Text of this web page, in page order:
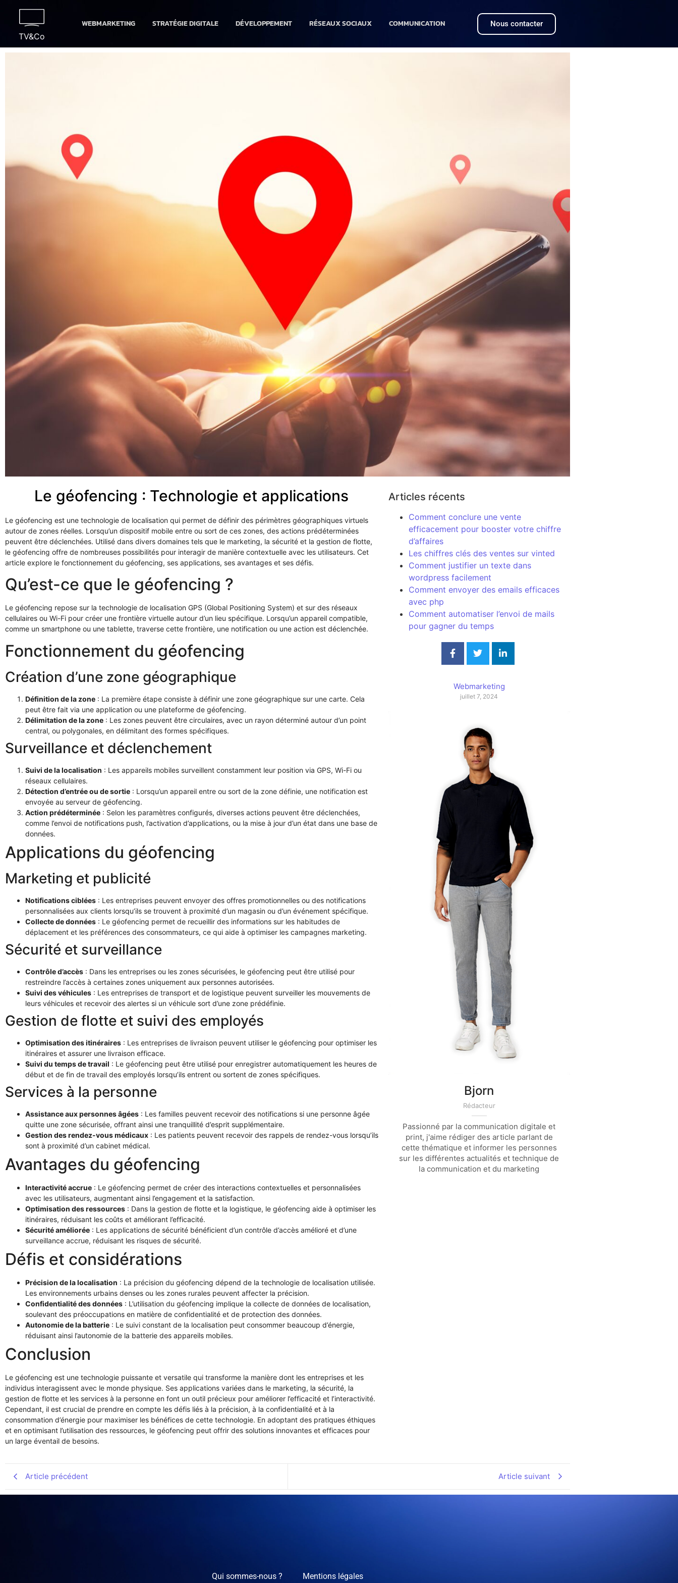
TV&Co
WEBMARKETING STRATÉGIE DIGITALE DÉVELOPPEMENT RÉSEAUX SOCIAUX COMMUNICATION Nous contacter
Le géofencing : Technologie et applications
Le géofencing est une technologie de localisation qui permet de définir des périmètres géographiques virtuels
autour de zones réelles. Lorsqu’un dispositif mobile entre ou sort de ces zones, des actions prédéterminées
peuvent être déclenchées. Utilisé dans divers domaines tels que le marketing, la sécurité et la gestion de flotte,
le géofencing offre de nombreuses possibilités pour interagir de manière contextuelle avec les utilisateurs. Cet
article explore le fonctionnement du géofencing, ses applications, ses avantages et ses défis.
Qu’est-ce que le géofencing ?
Le géofencing repose sur la technologie de localisation GPS (Global Positioning System) et sur des réseaux
cellulaires ou Wi-Fi pour créer une frontière virtuelle autour d’un lieu spécifique. Lorsqu’un appareil compatible,
comme un smartphone ou une tablette, traverse cette frontière, une notification ou une action est déclenchée.
Fonctionnement du géofencing
Création d’une zone géographique
Définition de la zone : La première étape consiste à définir une zone géographique sur une carte. Cela
peut être fait via une application ou une plateforme de géofencing.
Délimitation de la zone : Les zones peuvent être circulaires, avec un rayon déterminé autour d’un point
central, ou polygonales, en délimitant des formes spécifiques.
Surveillance et déclenchement
Suivi de la localisation : Les appareils mobiles surveillent constamment leur position via GPS, Wi-Fi ou
réseaux cellulaires.
Détection d’entrée ou de sortie : Lorsqu’un appareil entre ou sort de la zone définie, une notification est
envoyée au serveur de géofencing.
Action prédéterminée : Selon les paramètres configurés, diverses actions peuvent être déclenchées,
comme l’envoi de notifications push, l’activation d’applications, ou la mise à jour d’un état dans une base de
données.
Applications du géofencing
Marketing et publicité
Notifications ciblées : Les entreprises peuvent envoyer des offres promotionnelles ou des notifications
personnalisées aux clients lorsqu’ils se trouvent à proximité d’un magasin ou d’un événement spécifique.
Collecte de données : Le géofencing permet de recueillir des informations sur les habitudes de
déplacement et les préférences des consommateurs, ce qui aide à optimiser les campagnes marketing.
Sécurité et surveillance
Contrôle d’accès : Dans les entreprises ou les zones sécurisées, le géofencing peut être utilisé pour
restreindre l’accès à certaines zones uniquement aux personnes autorisées.
Suivi des véhicules : Les entreprises de transport et de logistique peuvent surveiller les mouvements de
leurs véhicules et recevoir des alertes si un véhicule sort d’une zone prédéfinie.
Gestion de flotte et suivi des employés
Optimisation des itinéraires : Les entreprises de livraison peuvent utiliser le géofencing pour optimiser les
itinéraires et assurer une livraison efficace.
Suivi du temps de travail : Le géofencing peut être utilisé pour enregistrer automatiquement les heures de
début et de fin de travail des employés lorsqu’ils entrent ou sortent de zones spécifiques.
Services à la personne
Assistance aux personnes âgées : Les familles peuvent recevoir des notifications si une personne âgée
quitte une zone sécurisée, offrant ainsi une tranquillité d’esprit supplémentaire.
Gestion des rendez-vous médicaux : Les patients peuvent recevoir des rappels de rendez-vous lorsqu’ils
sont à proximité d’un cabinet médical.
Avantages du géofencing
Interactivité accrue : Le géofencing permet de créer des interactions contextuelles et personnalisées
avec les utilisateurs, augmentant ainsi l’engagement et la satisfaction.
Optimisation des ressources : Dans la gestion de flotte et la logistique, le géofencing aide à optimiser les
itinéraires, réduisant les coûts et améliorant l’efficacité.
Sécurité améliorée : Les applications de sécurité bénéficient d’un contrôle d’accès amélioré et d’une
surveillance accrue, réduisant les risques de sécurité.
Défis et considérations
Précision de la localisation : La précision du géofencing dépend de la technologie de localisation utilisée.
Les environnements urbains denses ou les zones rurales peuvent affecter la précision.
Confidentialité des données : L’utilisation du géofencing implique la collecte de données de localisation,
soulevant des préoccupations en matière de confidentialité et de protection des données.
Autonomie de la batterie : Le suivi constant de la localisation peut consommer beaucoup d’énergie,
réduisant ainsi l’autonomie de la batterie des appareils mobiles.
Conclusion
Le géofencing est une technologie puissante et versatile qui transforme la manière dont les entreprises et les
individus interagissent avec le monde physique. Ses applications variées dans le marketing, la sécurité, la
gestion de flotte et les services à la personne en font un outil précieux pour améliorer l’efficacité et l’interactivité.
Cependant, il est crucial de prendre en compte les défis liés à la précision, à la confidentialité et à la
consommation d’énergie pour maximiser les bénéfices de cette technologie. En adoptant des pratiques éthiques
et en optimisant l’utilisation des ressources, le géofencing peut offrir des solutions innovantes et efficaces pour
un large éventail de besoins.
Articles récents
Comment conclure une vente
efficacement pour booster votre chiffre
d’affaires
Les chiffres clés des ventes sur vinted
Comment justifier un texte dans
wordpress facilement
Comment envoyer des emails efficaces
avec php
Comment automatiser l’envoi de mails
pour gagner du temps
Webmarketing
juillet 7, 2024
Bjorn
Rédacteur
Passionné par la communication digitale et
print, j'aime rédiger des article parlant de
cette thématique et informer les personnes
sur les différentes actualités et technique de
la communication et du marketing
Article précédent Article suivant
Qui sommes-nous ? Mentions légales